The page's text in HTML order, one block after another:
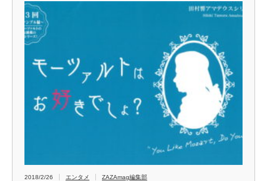
2018/2/26 エンタメ ZAZAmag編集部